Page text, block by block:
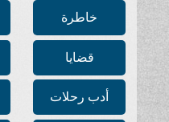
خاطرة
قضايا
أدب رحلات